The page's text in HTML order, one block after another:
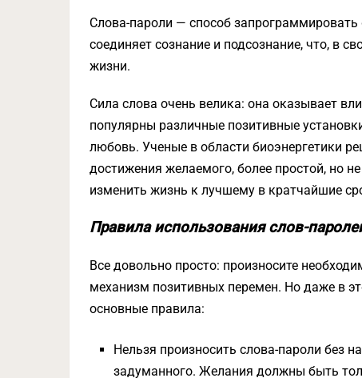
Слова-пароли — способ
соединяет сознание и подсознание, что, в
жизни.
Сила слова очень велика: она оказывает
популярны различные позитивные
любовь. Ученые в области биоэнергетики
достижения желаемого, более простой, но
изменить жизнь к лучшему в кратчайшие
Правила использования слов-
Все довольно просто: произносите
механизм позитивных перемен. Но даже в
основные правила:
Нельзя произносить слова-пароли без
задуманного. Желания должны быть